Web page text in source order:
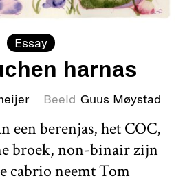
Essay
harnas
Beeld Guus Møystad
een berenjas, het COC,
broek, non-binair zijn
cabrio neemt Tom